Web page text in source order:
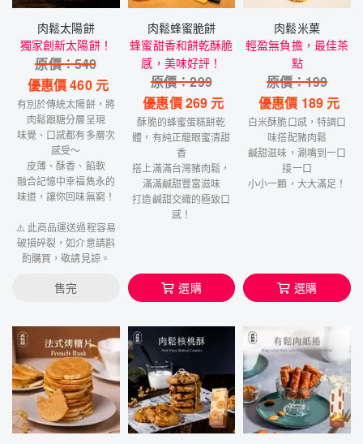
肉鬆太陽餅
獨家創新太陽餅！
原價：540
優惠價460元
有別於傳統太陽餅，將
肉鬆跟糖分層呈現
味覺、口感都有多層次
感受～
皮薄、酥香、餡軟
融合記憶中幸福雋永的
味道，讓你回味無窮！
⚠️ 此商品運送過程容易
破損碎裂，如介意請斟
酌購買，敬請見諒。
售完
肉鬆蜂蜜脆餅
蜂蜜甜香和餅乾酥脆
感，美味好評！
原價：299
優惠價269 元
酥脆的蜂蜜蛋糕餅乾
體，有純正龍眼蜜清甜
香
搭上滿滿台灣豬肉鬆，
滿滿鹹甜豐富滋味
打造鹹甜交織的極致口
感！
選購
肉鬆米菓
輕盈無負擔，最佳茶
點
原價：199
優惠價 189元
白米酥脆口感，特調口
味搭配豬肉鬆
鹹甜滋味，涮嘴到一口
接一口
小小一顆，大大滿足！
選購